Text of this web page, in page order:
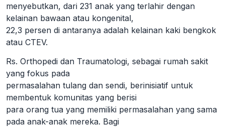
menyebutkan, dari 231 anak yang terlahir dengan
kelainan bawaan atau kongenital,
22,3 persen di antaranya adalah kelainan kaki bengkok
atau CTEV.
Rs. Orthopedi dan Traumatologi, sebagai rumah sakit
yang fokus pada
permasalahan tulang dan sendi, berinisiatif untuk
membentuk komunitas yang berisi
para orang tua yang memiliki permasalahan yang sama
pada anak-anak mereka. Bagi